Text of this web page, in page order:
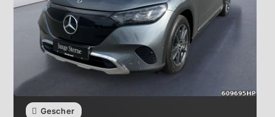
Gescher